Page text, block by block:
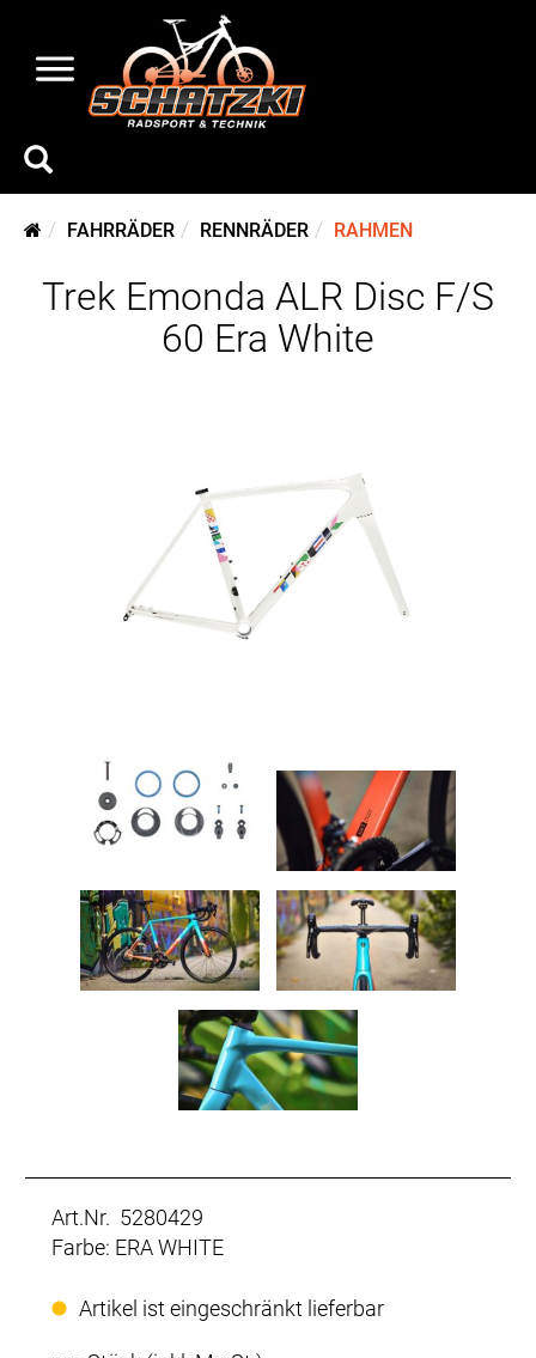
FAHRRÄDER RENNRÄDER RAHMEN
Trek Emonda ALR Disc F/S
60 Era White
Art.Nr. 5280429
Farbe: ERA WHITE
Artikel ist eingeschränkt lieferbar